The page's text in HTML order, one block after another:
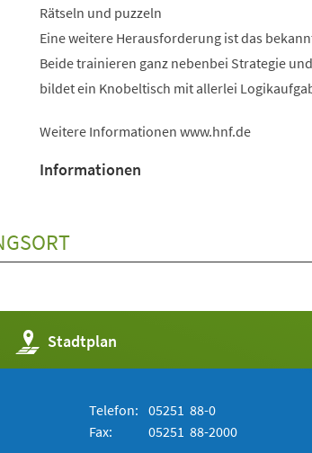
Rätseln und puzzeln
Eine weitere Herausforderung ist das
Beide trainieren ganz nebenbei Strategie
bildet ein Knobeltisch mit allerlei
Weitere Informationen www.hnf.de
Informationen
Stadtplan
(Öffnet
in
einem
Telefon: 05251 88-0
Fax:
05251 88-2000